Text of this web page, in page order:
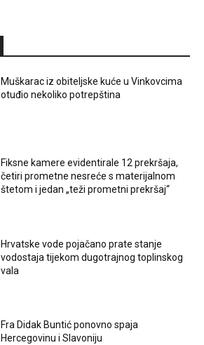
Muškarac iz obiteljske kuće u Vinkovcima
otuđio nekoliko potrepština
Fiksne kamere evidentirale 12 prekršaja,
četiri prometne nesreće s materijalnom
štetom i jedan „teži prometni prekršaj“
Hrvatske vode pojačano prate stanje
vodostaja tijekom dugotrajnog toplinskog
vala
Fra Didak Buntić ponovno spaja
Hercegovinu i Slavoniju